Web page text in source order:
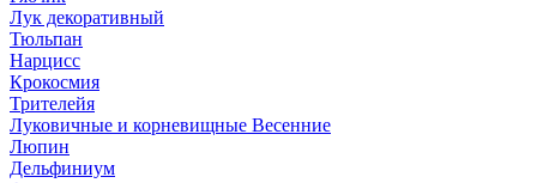
Лук декоративный
Тюльпан
Нарцисс
Крокосмия
Трителейя
Луковичные и корневищные Весенние
Люпин
Дельфиниум